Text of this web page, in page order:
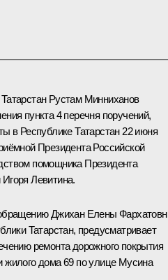
Рустам Минниханов
пункта 4 перечня поручений,
в Республике Татарстан 22 июня
Президента Российской
помощника Президента
Левитина.
Джихан Елены
Татарстан, предусматривает
ремонта дорожного покрытия
жилого дома 69 по улице Мусина